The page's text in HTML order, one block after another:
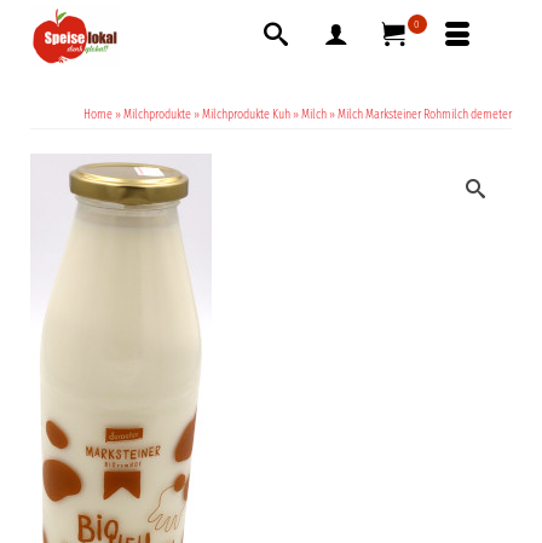
0
Home »Milchprodukte »Milchprodukte Kuh »Milch »Milch Marksteiner Rohmilch demeter